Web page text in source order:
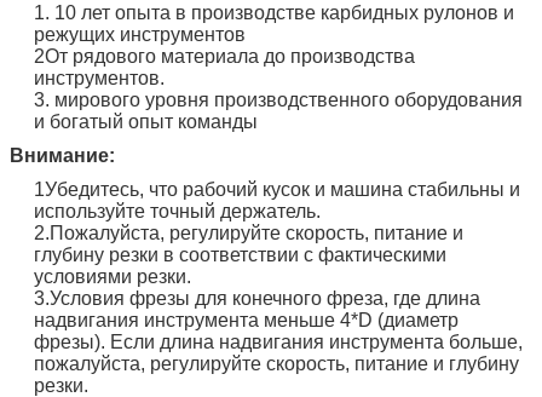
1. 10 лет опыта в производстве карбидных рулонов и
режущих инструментов
2От рядового материала до производства
инструментов.
3. мирового уровня производственного оборудования
и богатый опыт команды
Внимание:
1Убедитесь, что рабочий кусок и машина стабильны и
используйте точный держатель.
2.Пожалуйста, регулируйте скорость, питание и
глубину резки в соответствии с фактическими
условиями резки.
3.Условия фрезы для конечного фреза, где длина
надвигания инструмента меньше 4*D (диаметр
фрезы). Если длина надвигания инструмента больше,
пожалуйста, регулируйте скорость, питание и глубину
резки.